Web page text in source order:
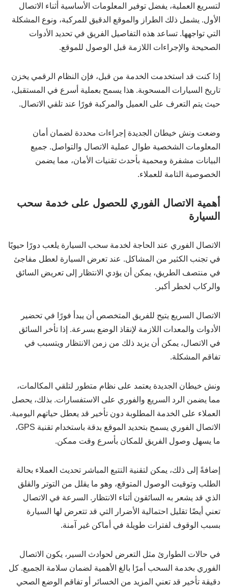
لتسريع العملية، يفضل توفير المعلومات الأساسية أثناء الاتصال
الأول. يشمل ذلك الطراز والموقع الدقيق للمركبة، ونوع المشكلة
التي تواجهها. تساعد هذه التفاصيل الفريق في تحديد الأدوات
الصحيحة والإجراءات اللازمة قبل الوصول للموقع.
إذا كنت قد استخدمت الخدمة من قبل، فإن النظام الرقمي يخزن
تاريخ السيارات المسحوبة. هذا يسمح بعملية أسرع في المستقبل،
حيث يتم التعرف على العميل والمركبة فورًا عند تلقي الاتصال.
وضعت ونش خيطان الجديدة إجراءات محددة لضمان أمان
المعلومات الشخصية طوال عملية الاتصال والتواصل. جميع
البيانات مشفرة ومحمية بأحدث تقنيات الأمان، مما يضمن
الخصوصية التامة للعملاء.
أهمية الاتصال الفوري للحصول على خدمة سحب
السيارة
الاتصال الفوري عند الحاجة لخدمة سحب السيارة يلعب دورًا حيويًا
في تجنب الكثير من المشاكل. عند تعرض السيارة لعطل مفاجئ
في منتصف الطريق، يمكن أن يؤدي الانتظار إلى تعريض السائق
والركاب لخطر أكبر.
الاتصال السريع يتيح للفريق المتخصص أن يبدأ فورًا في تحضير
الأدوات والمعدات اللازمة لإنقاذ الوضع بسرعة. إذا تأخر السائق
في الاتصال، يمكن أن يزيد ذلك من زمن الانتظار ويتسبب في
تفاقم المشكلة.
ونش خيطان الجديدة يعتمد على نظام متطور لتلقي المكالمات،
مما يضمن الرد السريع والفوري على الاستفسارات. بذلك، يحصل
العملاء على الخدمة المطلوبة دون تأخير قد يعطل حياتهم اليومية.
الاتصال الفوري يسمح بتحديد الموقع بدقة باستخدام تقنية GPS،
ما يسهل وصول الفريق للمكان بأسرع وقت ممكن.
إضافةً إلى ذلك، يمكن لتقنية التتبع المباشر تحديث العملاء بحالة
الطلب وتوقيت الوصول المتوقع، وهو ما يقلل من التوتر والقلق
الذي قد يشعر به السائقون أثناء الانتظار. السرعة في الاتصال
تعني أيضًا تقليل احتمالية الأضرار التي قد تتعرض لها السيارة
بسبب الوقوف لفترات طويلة في أماكن غير آمنة.
في حالات الطوارئ مثل التعرض لحوادث السير، يكون الاتصال
الفوري بخدمة السحب أمرًا بالغ الأهمية لضمان سلامة الجميع. كل
دقيقة تأخير قد تعني المزيد من الخسائر أو تفاقم الوضع الصحي